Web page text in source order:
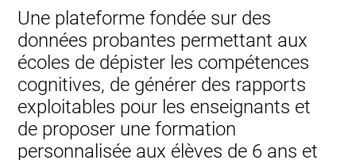
Une plateforme fondée sur des
données probantes permettant aux
écoles de dépister les compétences
cognitives, de générer des rapports
exploitables pour les enseignants et
de proposer une formation
personnalisée aux élèves de 6 ans et